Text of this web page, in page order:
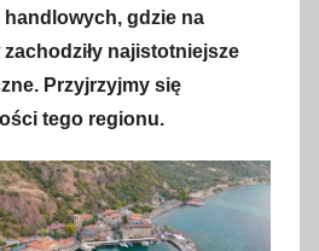
gdzie na
najistotniejsze
Przyjrzyjmy się
tego regionu.